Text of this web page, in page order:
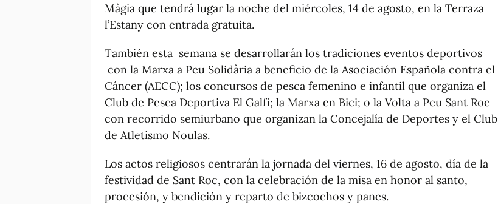
Màgia que tendrá lugar la noche del miércoles, 14 de agosto, en la Terraza
l’Estany con entrada gratuita.
También esta semana se desarrollarán los tradiciones eventos deportivos
con la Marxa a Peu Solidària a beneficio de la Asociación Española contra el
Cáncer (AECC); los concursos de pesca femenino e infantil que organiza el
Club de Pesca Deportiva El Galfí; la Marxa en Bici; o la Volta a Peu Sant Roc
con recorrido semiurbano que organizan la Concejalía de Deportes y el Club
de Atletismo Noulas.
Los actos religiosos centrarán la jornada del viernes, 16 de agosto, día de la
festividad de Sant Roc, con la celebración de la misa en honor al santo,
procesión, y bendición y reparto de bizcochos y panes.